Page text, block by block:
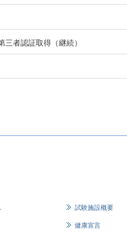
者認証取得（継続）
試験施設概要
健康宣言